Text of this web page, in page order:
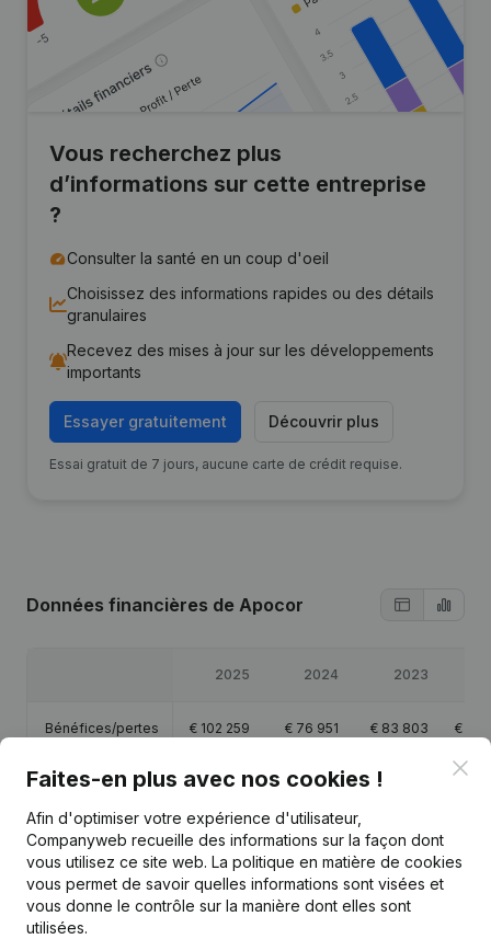
Vous recherchez plus
d’informations sur cette entreprise
?
Consulter la santé en un coup d'oeil
Choisissez des informations rapides ou des détails
granulaires
Recevez des mises à jour sur les développements
importants
Essayer gratuitement Découvrir plus
Essai gratuit de 7 jours, aucune carte de crédit requise.
Données financières de Apocor
2025 2024 2023
Bénéfices/pertes € 102 259 € 76 951 € 83 803 €
Capitaux propres €438 661 € 391 762 € 360 661
Marge brute €71 230 €73 094 €69 050
Faites-en plus avec nos cookies !
Afin d'optimiser votre expérience d'utilisateur,
Companyweb recueille des informations sur la façon dont
vous utilisez ce site web. La politique en matière de cookies
vous permet de savoir quelles informations sont visées et
vous donne le contrôle sur la manière dont elles sont
utilisées.